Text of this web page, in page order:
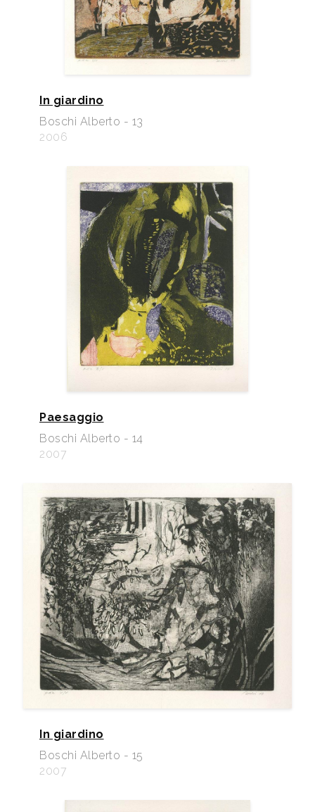
In giardino
Boschi Alberto - 13
2006
Paesaggio
Boschi Alberto - 14
2007
In giardino
Boschi Alberto - 15
2007